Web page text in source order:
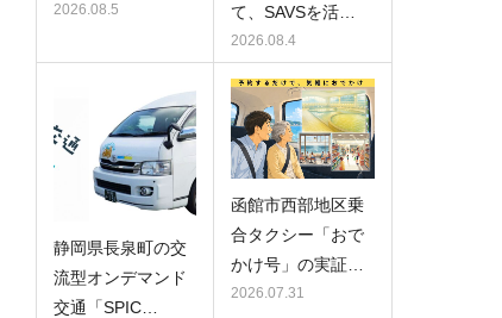
2026.08.5
て、SAVSを活…
2026.08.4
静岡県長泉町の交
流型オンデマンド
交通「SPIC…
函館市西部地区乗
合タクシー「おで
かけ号」の実証…
2026.07.31